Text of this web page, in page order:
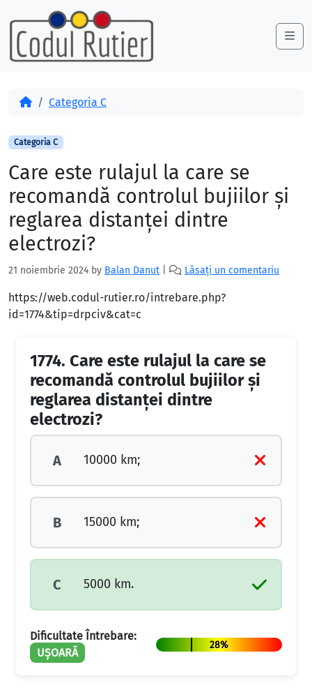
Skip to content
Skip to footer
AcasăCategoria C
Categoria C
Care este rulajul la care se
recomandă controlul bujiilor şi
reglarea distanţei dintre
electrozi?
21 noiembrie 2024 by Balan Danut Lăsați un comentariu
https://web.codul-rutier.ro/intrebare.php?
id=1774&tip=drpciv&cat=c
1774. Care este rulajul la care se
recomandă controlul bujiilor şi
reglarea distanţei dintre
electrozi?
A 10000 km;
B 15000 km;
C 5000 km.
Dificultate Întrebare:
UȘOARĂ
28%